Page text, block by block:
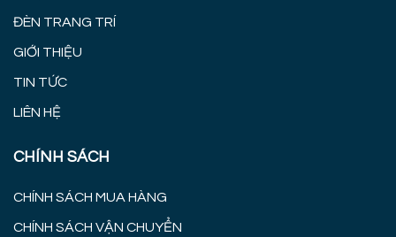
ĐÈN TRANG TRÍ
GIỚI THIỆU
TIN TỨC
LIÊN HỆ
CHÍNH SÁCH
CHÍNH SÁCH MUA HÀNG
CHÍNH SÁCH VẬN CHUYỂN